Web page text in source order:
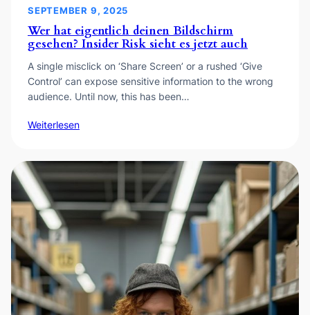
SEPTEMBER 9, 2025
Wer hat eigentlich deinen Bildschirm
gesehen? Insider Risk sieht es jetzt auch
A single misclick on ‘Share Screen’ or a rushed ‘Give
Control’ can expose sensitive information to the wrong
audience. Until now, this has been…
Weiterlesen